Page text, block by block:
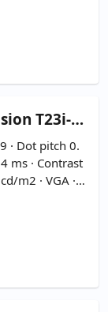
· HDMI · D
10 23.8'' IPS 16:9
· Dot pitch 0.
ms · Contrast
m2 · VGA ·
4xUSB 3.0